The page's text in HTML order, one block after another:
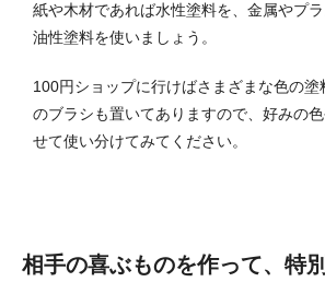
紙や木材であれば水性塗料を、金属やプ
油性塗料を使いましょう。
100円ショップに行けばさまざまな色の
のブラシも置いてありますので、好みの
せて使い分けてみてください。
相手の喜ぶものを作って、特